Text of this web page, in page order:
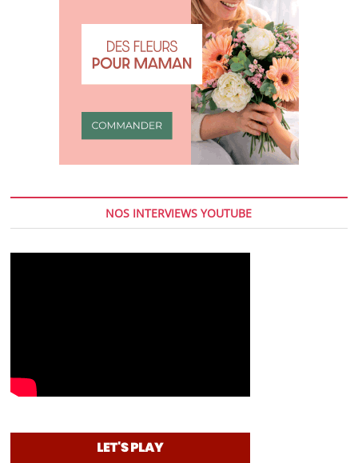
NOS INTERVIEWS YOUTUBE